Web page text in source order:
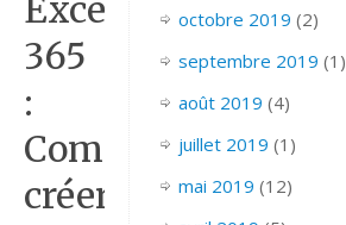
Excel
365
:
Comment
créer
octobre 2019 (2)
septembre 2019 (1)
août 2019 (4)
juillet 2019 (1)
mai 2019 (12)